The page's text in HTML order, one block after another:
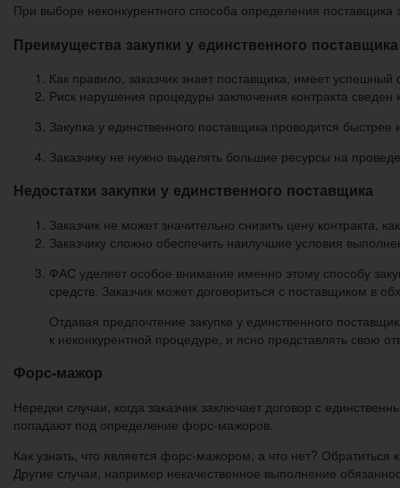
При выборе неконкурентного способа определения поставщика
Преимущества закупки у единственного поставщика
Как правило, заказчик знает поставщика, имеет
Риск нарушения процедуры заключения контракта
Закупка у единственного поставщика проводится
Заказчику не нужно выделять большие ресурсы на
Недостатки закупки у единственного поставщика
Заказчик не может значительно снизить цену контракта,
Заказчику сложно обеспечить наилучшие условия
ФАС уделяет особое внимание именно этому способу
средств. Заказчик может договориться с поставщиком в
Отдавая предпочтение закупке у единственного
к неконкурентной процедуре, и ясно представлять свою
Форс-мажор
Нередки случаи, когда заказчик заключает договор с
попадают под определение форс-мажоров.
Как узнать, что является форс-мажором, а что нет?
Другие случаи, например некачественное выполнение